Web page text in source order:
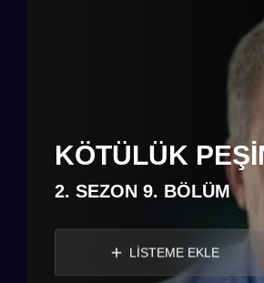
KÖTÜLÜK
2. SEZON 9. BÖLÜM
LİSTEME EKLE